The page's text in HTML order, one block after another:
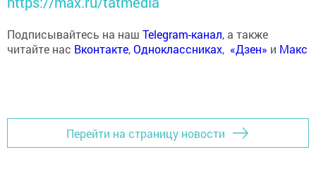
Подписывайтесь на наш Telegram-канал, а также
читайте нас Вконтакте,Одноклассниках, «Дзен» и Макс
Перейти на страницу новости